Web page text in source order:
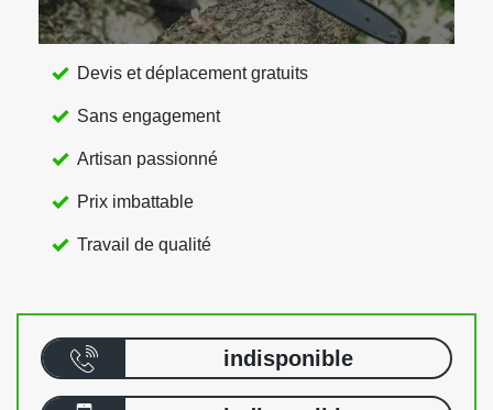
Devis et déplacement gratuits
Sans engagement
Artisan passionné
Prix imbattable
Travail de qualité
indisponible